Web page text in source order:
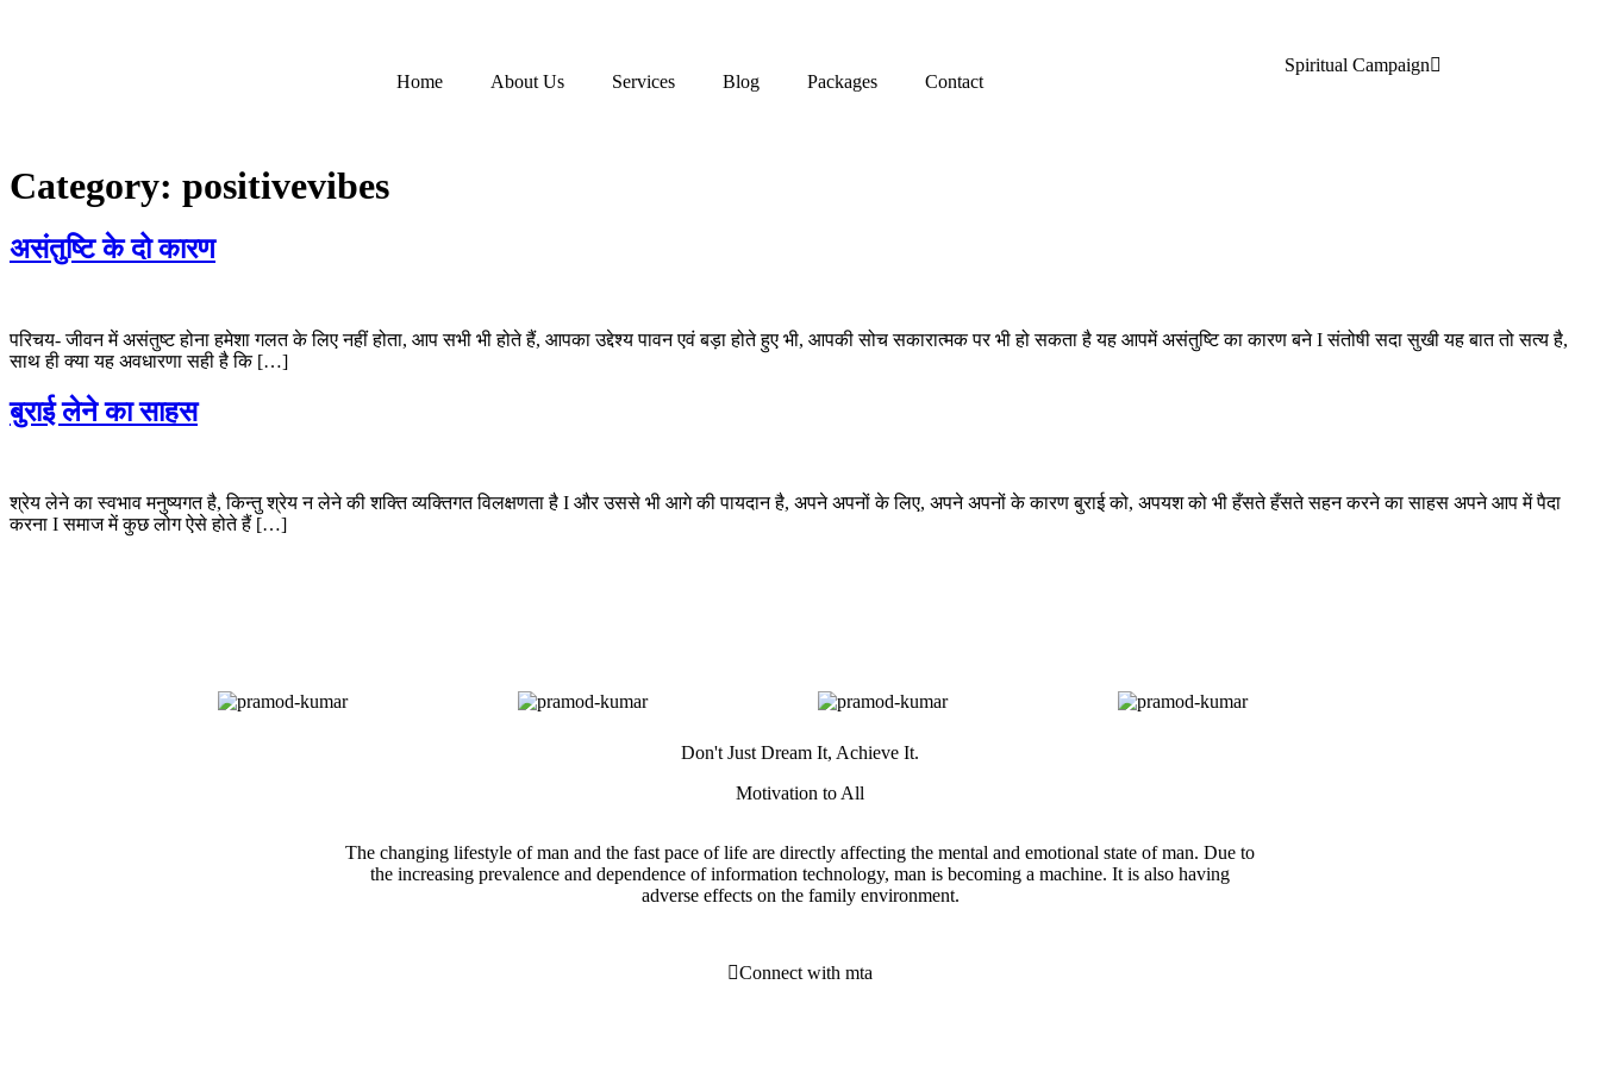
Home About Us Services Blog Packages Contact
Spiritual Campaign
Category: positivevibes
असंतुष्टि के दो कारण
परिचय- जीवन में असंतुष्ट होना हमेशा गलत के लिए नहीं होता, आप सभी भी होते हैं, आपका उद्देश्य पावन एवं बड़ा होते हुए भी, आपकी सोच सकारात्मक पर भी हो सकता है यह आपमें असंतुष्टि का कारण बने I संतोषी सदा सुखी यह बात तो सत्य है,
साथ ही क्या यह अवधारणा सही है कि […]
बुराई लेने का साहस
श्रेय लेने का स्वभाव मनुष्यगत है, किन्तु श्रेय न लेने की शक्ति व्यक्तिगत विलक्षणता है I और उससे भी आगे की पायदान है, अपने अपनों के लिए, अपने अपनों के कारण बुराई को, अपयश को भी हँसते हँसते सहन करने का साहस अपने आप में पैदा
करना I समाज में कुछ लोग ऐसे होते हैं […]
Don't Just Dream It, Achieve It.
Motivation to All
The changing lifestyle of man and the fast pace of life are directly affecting the mental and emotional state of man. Due to
the increasing prevalence and dependence of information technology, man is becoming a machine. It is also having
adverse effects on the family environment.
Connect with mta